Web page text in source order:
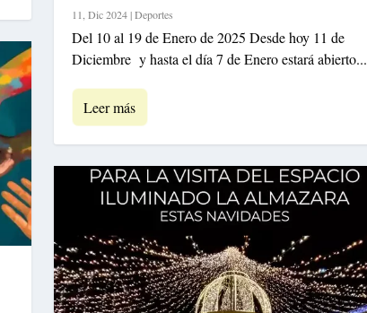
11, Dic 2024|Deportes
Del 10 al 19 de Enero de 2025 Desde hoy 11 de
Diciembre y hasta el día 7 de Enero estará abierto...
Leer más